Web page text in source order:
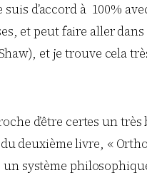
d’accord à 100%
et peut faire aller
et je trouve cela
d’être certes un
deuxième livre, «
un système